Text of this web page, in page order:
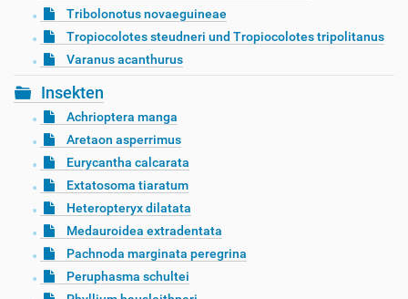
Tribolonotus novaeguineae
Tropiocolotes steudneri und Tropiocolotes tripolitanus
Varanus acanthurus
Insekten
Achrioptera manga
Aretaon asperrimus
Eurycantha calcarata
Extatosoma tiaratum
Heteropteryx dilatata
Medauroidea extradentata
Pachnoda marginata peregrina
Peruphasma schultei